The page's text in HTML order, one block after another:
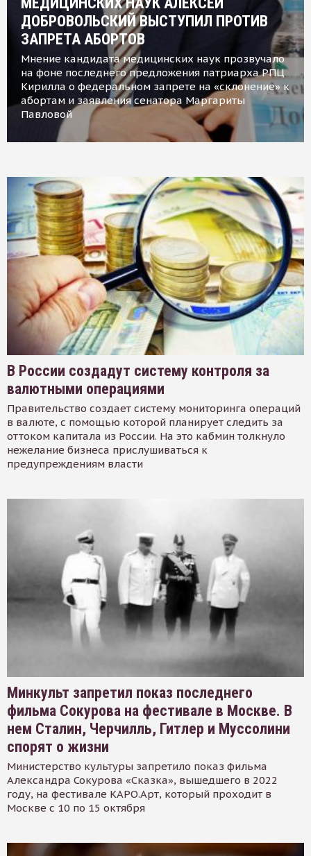
ДОБРОВОЛЬСКИЙ ВЫСТУПИЛ ПРОТИВ
ЗАПРЕТА АБОРТОВ
Мнение кандидата медицинских наук прозвучало
на фоне последнего предложения патриарха РПЦ
Кирилла о федеральном запрете на «склонение» к
абортам и заявления сенатора Маргариты
Павловой
В России создадут систему контроля за
валютными операциями
Правительство создает систему мониторинга операций
в валюте, с помощью которой планирует следить за
оттоком капитала из России. На это кабмин толкнуло
нежелание бизнеса прислушиваться к
предупреждениям власти
Минкульт запретил показ последнего
фильма Сокурова на фестивале в Москве. В
нем Сталин, Черчилль, Гитлер и Муссолини
спорят о жизни
Министерство культуры запретило показ фильма
Александра Сокурова «Сказка», вышедшего в 2022
году, на фестивале КАРО.Арт, который проходит в
Москве с 10 по 15 октября